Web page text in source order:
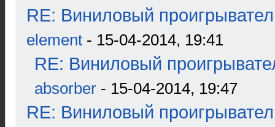
RE: Виниловый
element - 15-04-2014, 19:41
RE: Виниловый
absorber - 15-04-2014, 19:47
RE: Виниловый